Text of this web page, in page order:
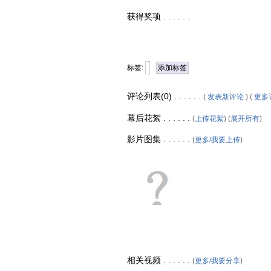
获得奖项 . . . . . .
标签: 添加标签
评论列表(0) . . . . . . ( 发表新评论 ) ( 更多
幕后花絮 . . . . . . (上传花絮) (展开所有)
影片图集 . . . . . . (更多/我要上传)
相关视频 . . . . . . (更多/我要分享)